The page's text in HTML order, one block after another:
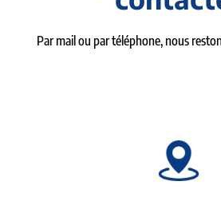
Par mail ou par téléphone, nous